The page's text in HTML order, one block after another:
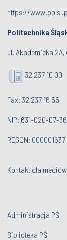
https://
Politechnika
ul. Akademicka 2A,
32 237 10 00
Fax: 32 237 16 55
NIP: 631-020-07-36
REGON: 000001637
Kontakt dla mediów
Administracja PŚ
Biblioteka PŚ